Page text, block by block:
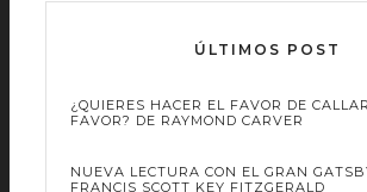
ÚLTIMOS POST
¿QUIERES HACER EL FAVOR DE
FAVOR? DE RAYMOND CARVER
NUEVA LECTURA CON EL GRAN
FRANCIS SCOTT KEY FITZGERALD